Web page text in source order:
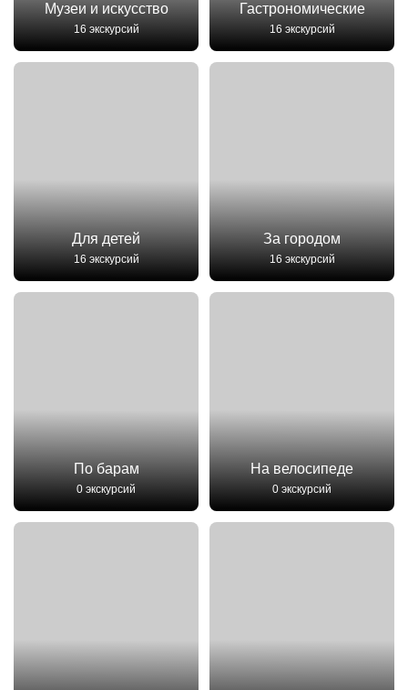
Музеи и искусство
16 экскурсий
Гастрономические
16 экскурсий
Для детей
16 экскурсий
За городом
16 экскурсий
По барам
0 экскурсий
На велосипеде
0 экскурсий